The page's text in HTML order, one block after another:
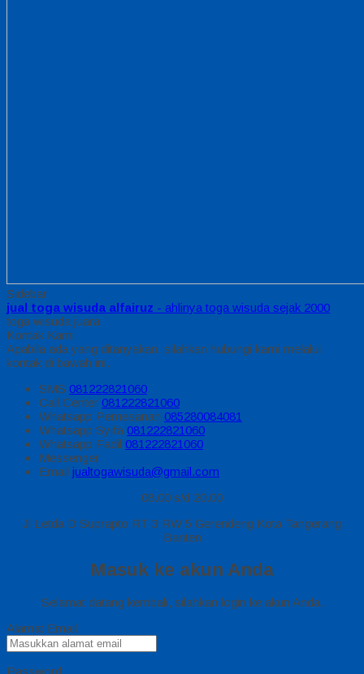
Sidebar
jual toga wisuda alfairuz - ahlinya toga wisuda sejak 2000
toga wisuda juara
Kontak Kami
Apabila ada yang ditanyakan, silahkan hubungi kami melalui
kontak di bawah ini.
SMS 081222821060
Call Center 081222821060
Whatsapp Pemesanan 085280084081
Whatsapp Syifa 081222821060
Whatsapp Fadil 081222821060
Messenger
Email jualtogawisuda@gmail.com
08.00 s/d 20.00
Jl Letda D Suprapto RT 3 RW 5 Gerendeng Kota Tangerang
Banten
Masuk ke akun Anda
Selamat datang kembali, silahkan login ke akun Anda.
Alamat Email